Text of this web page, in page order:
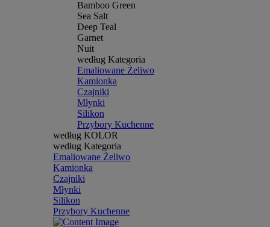
Bamboo Green
Sea Salt
Deep Teal
Garnet
Nuit
według Kategoria
Emaliowane Żeliwo
Kamionka
Czajniki
Młynki
Silikon
Przybory Kuchenne
według KOLOR
według Kategoria
Emaliowane Żeliwo
Kamionka
Czajniki
Młynki
Silikon
Przybory Kuchenne